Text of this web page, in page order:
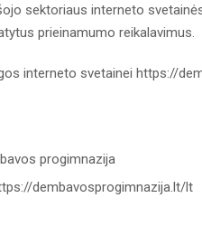
sektoriaus interneto
prieinamumo reikalavimus.
interneto svetainei https://
progimnazija
dembavosprogimnazija.lt/lt